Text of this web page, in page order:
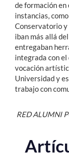
de formación
instancias,
Conservatorio y
iban más allá
entregaban
integrada con el
vocación
Universidad y
trabajo con
RED ALUMNI